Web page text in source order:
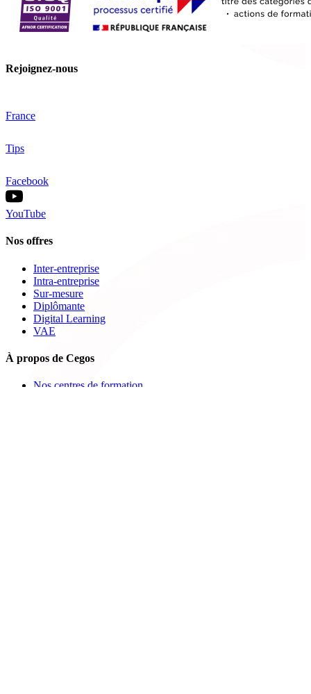
Rejoignez-nous
France
Tips
Facebook
YouTube
Nos offres
Inter-entreprise
Intra-entreprise
Sur-mesure
Diplômante
Digital Learning
VAE
À propos de Cegos
Nos centres de formation